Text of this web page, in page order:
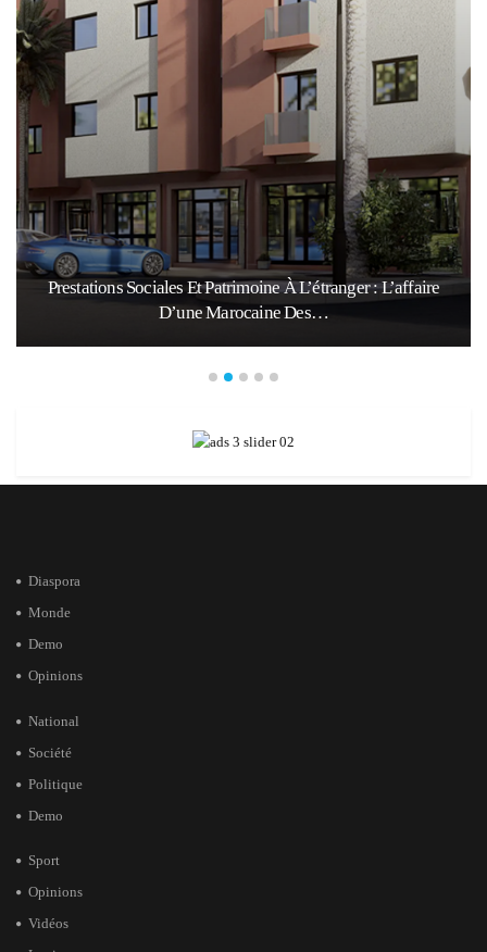
Prestations Sociales Et Patrimoine À L’étranger : L’affaire
D’une Marocaine Des…
Diaspora
Monde
Demo
Opinions
National
Société
Politique
Demo
Sport
Opinions
Vidéos